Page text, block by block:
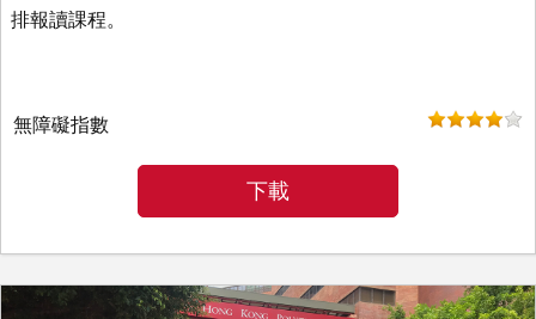
排報讀課程。
無障礙指數
下載